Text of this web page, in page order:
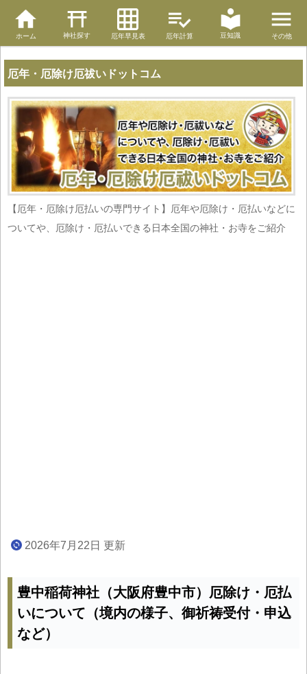
ホーム 神社探す 厄年早見表 厄年計算 豆知識 その他
厄年・厄除け厄祓いドットコム
【厄年・厄除け厄払いの専門サイト】厄年や厄除け・厄払いなどに
ついてや、厄除け・厄払いできる日本全国の神社・お寺をご紹介
2026年7月22日 更新
豊中稲荷神社（大阪府豊中市）厄除け・厄払
いについて（境内の様子、御祈祷受付・申込
など）